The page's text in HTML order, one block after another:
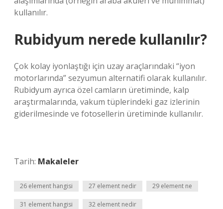
kullanılır.
Rubidyum nerede kullanılır?
Çok kolay iyonlaştığı için uzay araçlarındaki “iyon
motorlarında” sezyumun alternatifi olarak kullanılır.
Rubidyum ayrıca özel camların üretiminde, kalp
araştırmalarında, vakum tüplerindeki gaz izlerinin
giderilmesinde ve fotosellerin üretiminde kullanılır.
Tarih: Makaleler
26 element hangisi 27 element nedir 29 element ne
31 element hangisi 32 element nedir